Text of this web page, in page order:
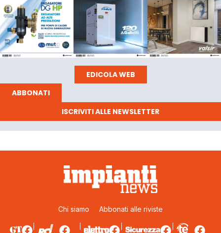
EDICOLA WEB
ABBONATI
ISCRIVITI ALLE NEWSLETTER
Chi siamo Abbonati alle riviste